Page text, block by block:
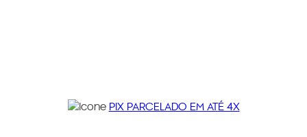
PIX PARCELADO EM ATÉ 4X